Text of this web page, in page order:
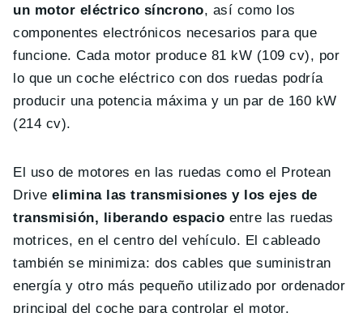
un motor eléctrico síncrono, así como los
componentes electrónicos necesarios para que
funcione. Cada motor produce 81 kW (109 cv), por
lo que un coche eléctrico con dos ruedas podría
producir una potencia máxima y un par de 160 kW
(214 cv).
El uso de motores en las ruedas como el Protean
Driveelimina las transmisiones y los ejes de
transmisión, liberando espacio entre las ruedas
motrices, en el centro del vehículo. El cableado
también se minimiza: dos cables que suministran
energía y otro más pequeño utilizado por ordenador
principal del coche para controlar el motor.